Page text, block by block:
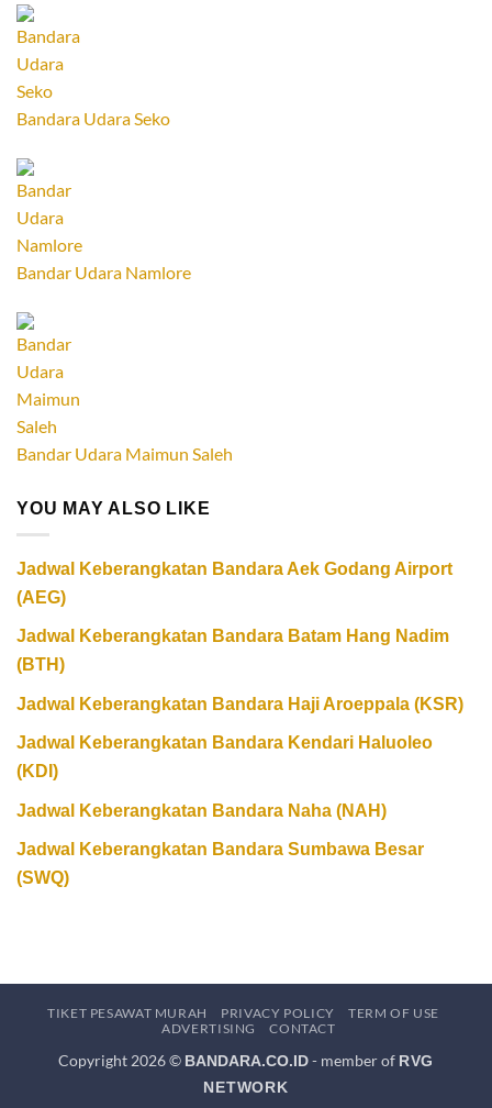
Bandara Udara Seko
Bandar Udara Namlore
Bandar Udara Maimun Saleh
YOU MAY ALSO LIKE
Jadwal Keberangkatan Bandara Aek Godang Airport
(AEG)
Jadwal Keberangkatan Bandara Batam Hang Nadim
(BTH)
Jadwal Keberangkatan Bandara Haji Aroeppala (KSR)
Jadwal Keberangkatan Bandara Kendari Haluoleo
(KDI)
Jadwal Keberangkatan Bandara Naha (NAH)
Jadwal Keberangkatan Bandara Sumbawa Besar
(SWQ)
TIKET PESAWAT MURAH PRIVACY POLICY
TERM OF USE
ADVERTISING
CONTACT
Copyright 2026 © BANDARA.CO.ID- member of RVG
NETWORK